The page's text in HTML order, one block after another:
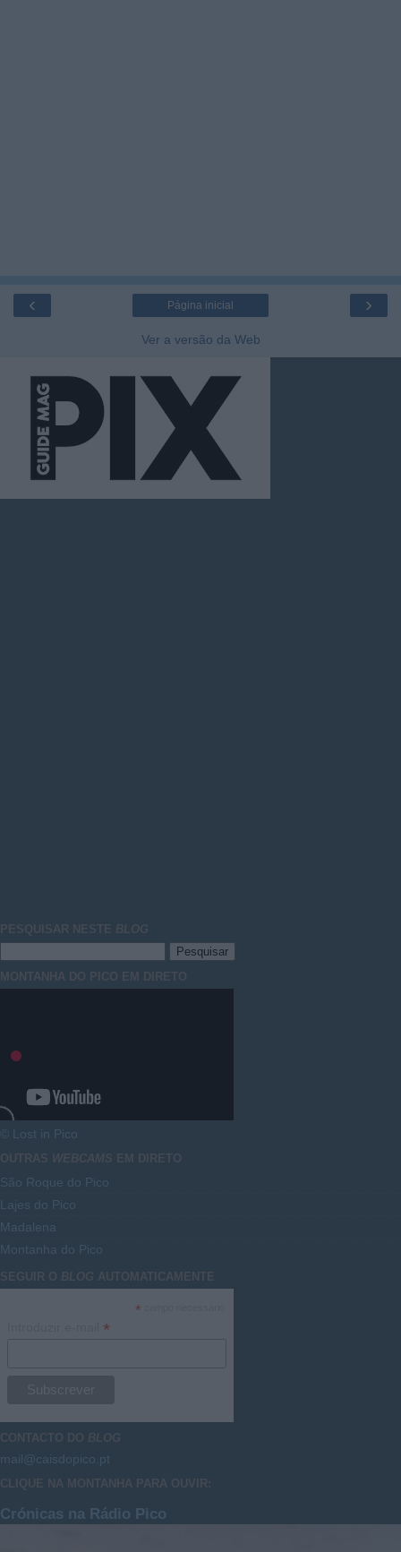
‹ ›
Página inicial
Ver a versão da Web
PESQUISAR NESTE BLOG
MONTANHA DO PICO EM DIRETO
© Lost in Pico
OUTRAS WEBCAMS EM DIRETO
São Roque do Pico
Lajes do Pico
Madalena
Montanha do Pico
SEGUIR O BLOG AUTOMATICAMENTE
*
*
CONTACTO DO BLOG
mail@caisdopico.pt
CLIQUE NA MONTANHA PARA OUVIR:
Crónicas na Rádio Pico